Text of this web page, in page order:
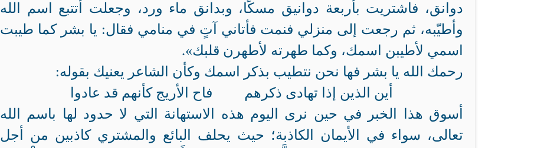
دوانق، فاشتريت بأربعة دوانيق مسكًا، وبدانق ماء ورد، وجعلت أتتبع اسم الله
وأطيّبه، ثم رجعت إلى منزلي فنمت فأتاني آتٍ في منامي فقال: يا بشر كما طيبت
اسمي لأطيبن اسمك، وكما طهرته لأطهرن قلبك».
رحمك الله يا بشر فها نحن نتطيب بذكر اسمك وكأن الشاعر يعنيك بقوله:
أين الذين إذا تهادى ذكرهم فاح الأريج كأنهم قد عادوا
أسوق هذا الخبر في حين نرى اليوم هذه الاستهانة التي لا حدود لها باسم الله
تعالى، سواء في الأيمان الكاذبة؛ حيث يحلف البائع والمشتري كاذبين من أجل